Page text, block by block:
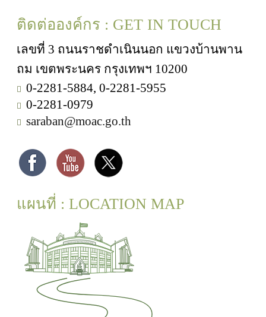
ติดต่อองค์กร : GET IN TOUCH
เลขที่ 3 ถนนราชดำเนินนอก แขวงบ้านพาน
ถม เขตพระนคร กรุงเทพฯ 10200
0-2281-5884, 0-2281-5955
0-2281-0979
saraban@moac.go.th
แผนที่ : LOCATION MAP